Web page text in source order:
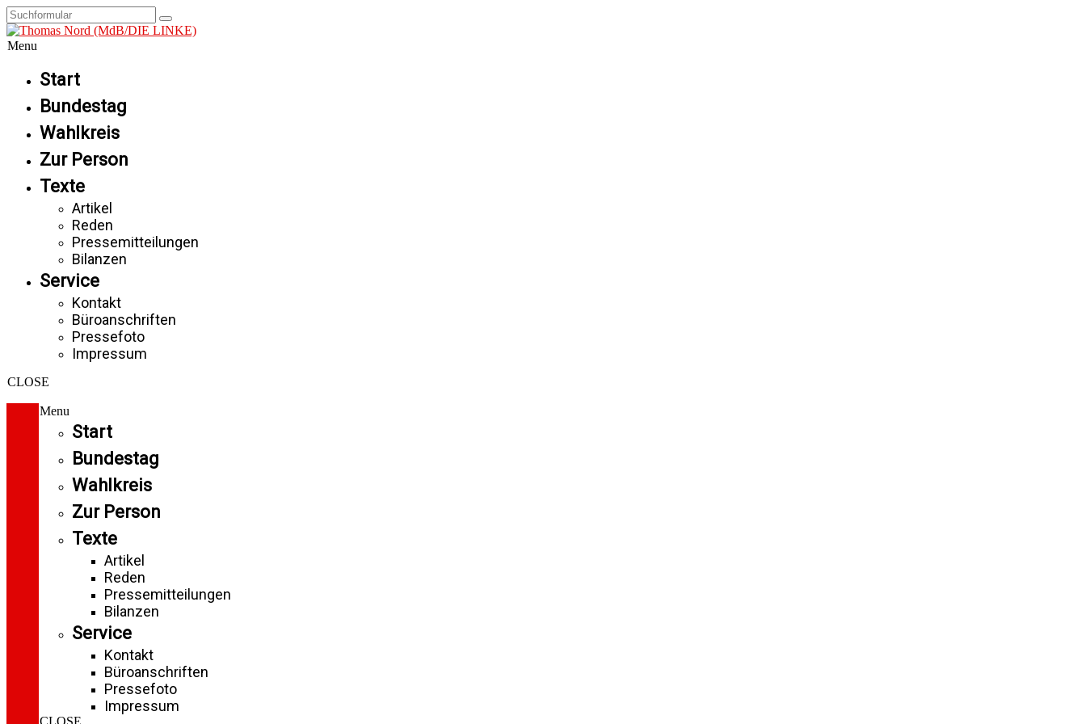
Menu
Start
Bundestag
Wahlkreis
Zur Person
Texte
Artikel
Reden
Pressemitteilungen
Bilanzen
Service
Kontakt
Büroanschriften
Pressefoto
Impressum
CLOSE
Menu
Start
Bundestag
Wahlkreis
Zur Person
Texte
Artikel
Reden
Pressemitteilungen
Bilanzen
Service
Kontakt
Büroanschriften
Pressefoto
Impressum
CLOSE